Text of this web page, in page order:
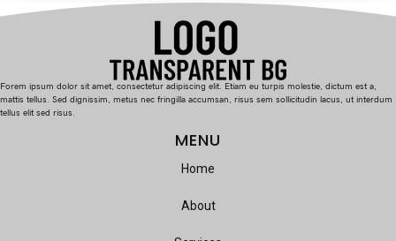
Forem ipsum dolor sit amet, consectetur adipiscing elit. Etiam eu turpis molestie, dictum est a,
mattis tellus. Sed dignissim, metus nec fringilla accumsan, risus sem sollicitudin lacus, ut interdum
tellus elit sed risus.
MENU
Home
About